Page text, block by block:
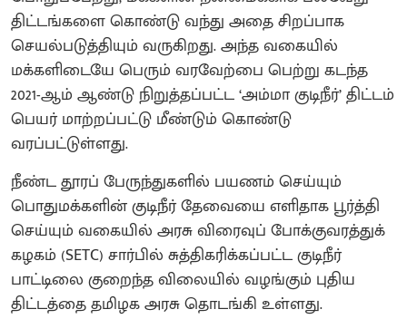
திட்டங்களை கொண்டு வந்து அதை சிறப்பாக
செயல்படுத்தியும் வருகிறது. அந்த வகையில்
மக்களிடையே பெரும் வரவேற்பை பெற்று கடந்த
2021-ஆம் ஆண்டு நிறுத்தப்பட்ட ‘அம்மா குடிநீர்’ திட்டம்
பெயர் மாற்றப்பட்டு மீண்டும் கொண்டு
வரப்பட்டுள்ளது.
நீண்ட தூரப் பேருந்துகளில் பயணம் செய்யும்
பொதுமக்களின் குடிநீர் தேவையை எளிதாக பூர்த்தி
செய்யும் வகையில் அரசு விரைவுப் போக்குவரத்துக்
கழகம் (SETC) சார்பில் சுத்திகரிக்கப்பட்ட குடிநீர்
பாட்டிலை குறைந்த விலையில் வழங்கும் புதிய
திட்டத்தை தமிழக அரசு தொடங்கி உள்ளது.